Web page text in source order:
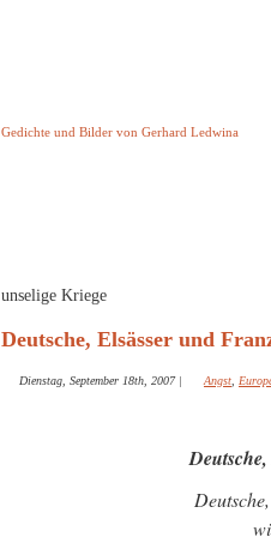
Gedichte und Bilder von Gerhard Ledwina
unselige Kriege
Deutsche, Elsässer und
Dienstag, September 18th, 2007| Angst